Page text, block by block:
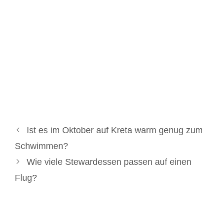
Ist es im Oktober auf Kreta warm genug zum
Schwimmen?
Wie viele Stewardessen passen auf einen
Flug?